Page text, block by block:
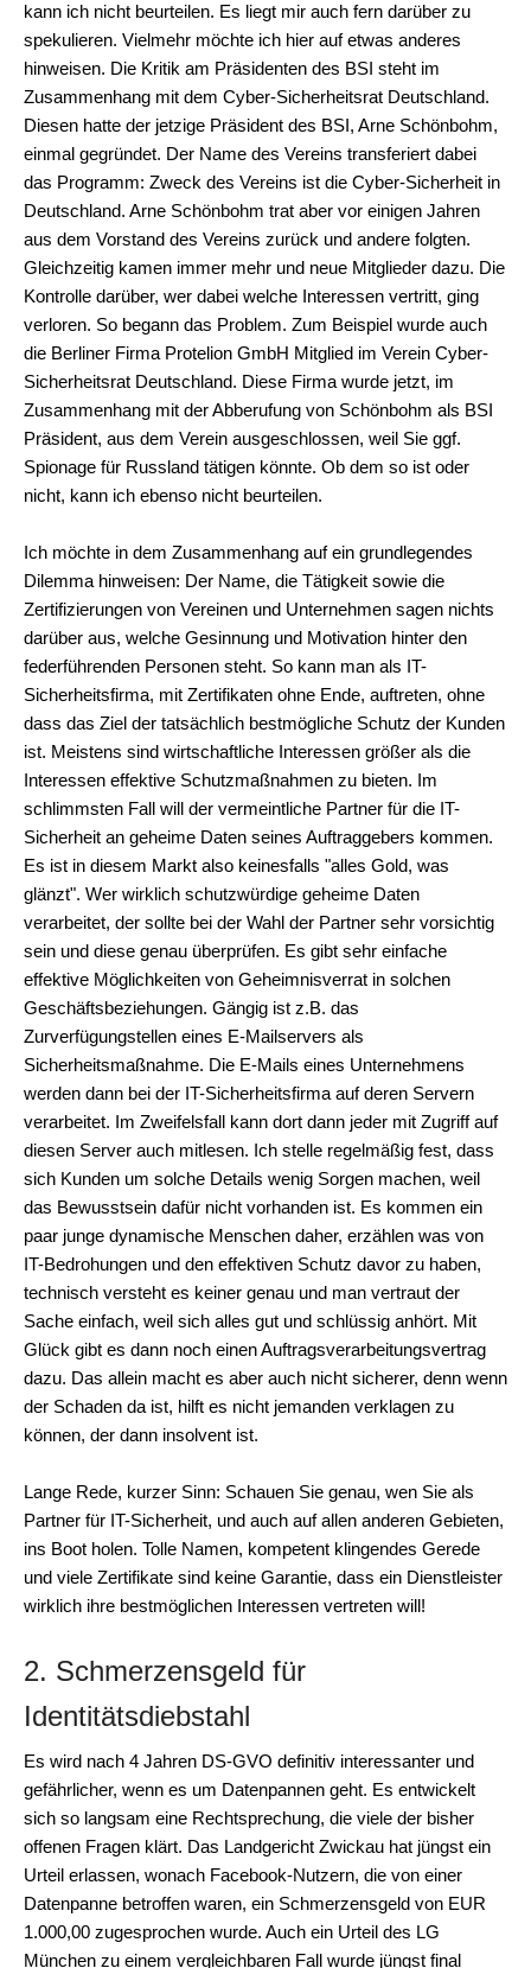
kann ich nicht beurteilen. Es liegt mir auch fern darüber zu
spekulieren. Vielmehr möchte ich hier auf etwas anderes
hinweisen. Die Kritik am Präsidenten des BSI steht im
Zusammenhang mit dem Cyber-Sicherheitsrat Deutschland.
Diesen hatte der jetzige Präsident des BSI, Arne Schönbohm,
einmal gegründet. Der Name des Vereins transferiert dabei
das Programm: Zweck des Vereins ist die Cyber-Sicherheit in
Deutschland. Arne Schönbohm trat aber vor einigen Jahren
aus dem Vorstand des Vereins zurück und andere folgten.
Gleichzeitig kamen immer mehr und neue Mitglieder dazu. Die
Kontrolle darüber, wer dabei welche Interessen vertritt, ging
verloren. So begann das Problem. Zum Beispiel wurde auch
die Berliner Firma Protelion GmbH Mitglied im Verein Cyber-
Sicherheitsrat Deutschland. Diese Firma wurde jetzt, im
Zusammenhang mit der Abberufung von Schönbohm als BSI
Präsident, aus dem Verein ausgeschlossen, weil Sie ggf.
Spionage für Russland tätigen könnte. Ob dem so ist oder
nicht, kann ich ebenso nicht beurteilen.
Ich möchte in dem Zusammenhang auf ein grundlegendes
Dilemma hinweisen: Der Name, die Tätigkeit sowie die
Zertifizierungen von Vereinen und Unternehmen sagen nichts
darüber aus, welche Gesinnung und Motivation hinter den
federführenden Personen steht. So kann man als IT-
Sicherheitsfirma, mit Zertifikaten ohne Ende, auftreten, ohne
dass das Ziel der tatsächlich bestmögliche Schutz der Kunden
ist. Meistens sind wirtschaftliche Interessen größer als die
Interessen effektive Schutzmaßnahmen zu bieten. Im
schlimmsten Fall will der vermeintliche Partner für die IT-
Sicherheit an geheime Daten seines Auftraggebers kommen.
Es ist in diesem Markt also keinesfalls "alles Gold, was
glänzt". Wer wirklich schutzwürdige geheime Daten
verarbeitet, der sollte bei der Wahl der Partner sehr vorsichtig
sein und diese genau überprüfen. Es gibt sehr einfache
effektive Möglichkeiten von Geheimnisverrat in solchen
Geschäftsbeziehungen. Gängig ist z.B. das
Zurverfügungstellen eines E-Mailservers als
Sicherheitsmaßnahme. Die E-Mails eines Unternehmens
werden dann bei der IT-Sicherheitsfirma auf deren Servern
verarbeitet. Im Zweifelsfall kann dort dann jeder mit Zugriff auf
diesen Server auch mitlesen. Ich stelle regelmäßig fest, dass
sich Kunden um solche Details wenig Sorgen machen, weil
das Bewusstsein dafür nicht vorhanden ist. Es kommen ein
paar junge dynamische Menschen daher, erzählen was von
IT-Bedrohungen und den effektiven Schutz davor zu haben,
technisch versteht es keiner genau und man vertraut der
Sache einfach, weil sich alles gut und schlüssig anhört. Mit
Glück gibt es dann noch einen Auftragsverarbeitungsvertrag
dazu. Das allein macht es aber auch nicht sicherer, denn wenn
der Schaden da ist, hilft es nicht jemanden verklagen zu
können, der dann insolvent ist.
Lange Rede, kurzer Sinn: Schauen Sie genau, wen Sie als
Partner für IT-Sicherheit, und auch auf allen anderen Gebieten,
ins Boot holen. Tolle Namen, kompetent klingendes Gerede
und viele Zertifikate sind keine Garantie, dass ein Dienstleister
wirklich ihre bestmöglichen Interessen vertreten will!
2. Schmerzensgeld für
Identitätsdiebstahl
Es wird nach 4 Jahren DS-GVO definitiv interessanter und
gefährlicher, wenn es um Datenpannen geht. Es entwickelt
sich so langsam eine Rechtsprechung, die viele der bisher
offenen Fragen klärt. Das Landgericht Zwickau hat jüngst ein
Urteil erlassen, wonach Facebook-Nutzern, die von einer
Datenpanne betroffen waren, ein Schmerzensgeld von EUR
1.000,00 zugesprochen wurde. Auch ein Urteil des LG
München zu einem vergleichbaren Fall wurde jüngst final